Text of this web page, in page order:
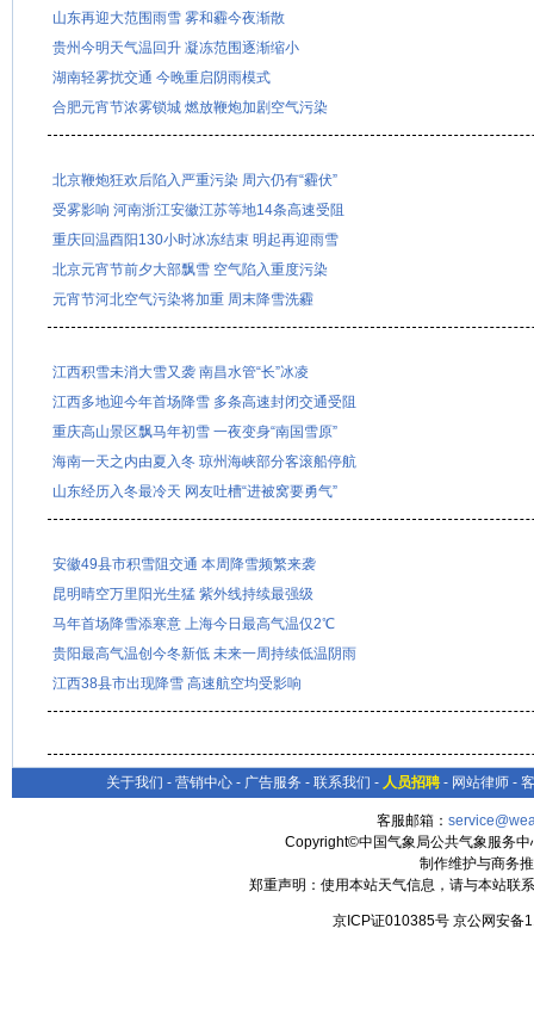
山东再迎大范围雨雪 雾和霾今夜渐散
贵州今明天气温回升 凝冻范围逐渐缩小
湖南轻雾扰交通 今晚重启阴雨模式
合肥元宵节浓雾锁城 燃放鞭炮加剧空气污染
北京鞭炮狂欢后陷入严重污染 周六仍有“霾伏”
受雾影响 河南浙江安徽江苏等地14条高速受阻
重庆回温酉阳130小时冰冻结束 明起再迎雨雪
北京元宵节前夕大部飘雪 空气陷入重度污染
元宵节河北空气污染将加重 周末降雪洗霾
江西积雪未消大雪又袭 南昌水管“长”冰凌
江西多地迎今年首场降雪 多条高速封闭交通受阻
重庆高山景区飘马年初雪 一夜变身“南国雪原”
海南一天之内由夏入冬 琼州海峡部分客滚船停航
山东经历入冬最冷天 网友吐槽“进被窝要勇气”
安徽49县市积雪阻交通 本周降雪频繁来袭
昆明晴空万里阳光生猛 紫外线持续最强级
马年首场降雪添寒意 上海今日最高气温仅2℃
贵阳最高气温创今冬新低 未来一周持续低温阴雨
江西38县市出现降雪 高速航空均受影响
关于我们 - 营销中心 - 广告服务 - 联系我们 - 人员招聘 - 网站律师 -
客服邮箱：
Copyright©中国气象局公共气象服务
制作维护与商务
郑重声明：使用本站天气信息，请与本站联
京ICP证010385号 京公网安备